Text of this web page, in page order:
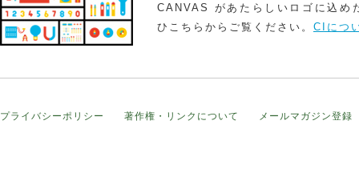
CANVAS があたらしいロゴに込め
ひこちらからご覧ください。 CIにつ
プライバシーポリシー 著作権・リンクについて メールマガジン登録